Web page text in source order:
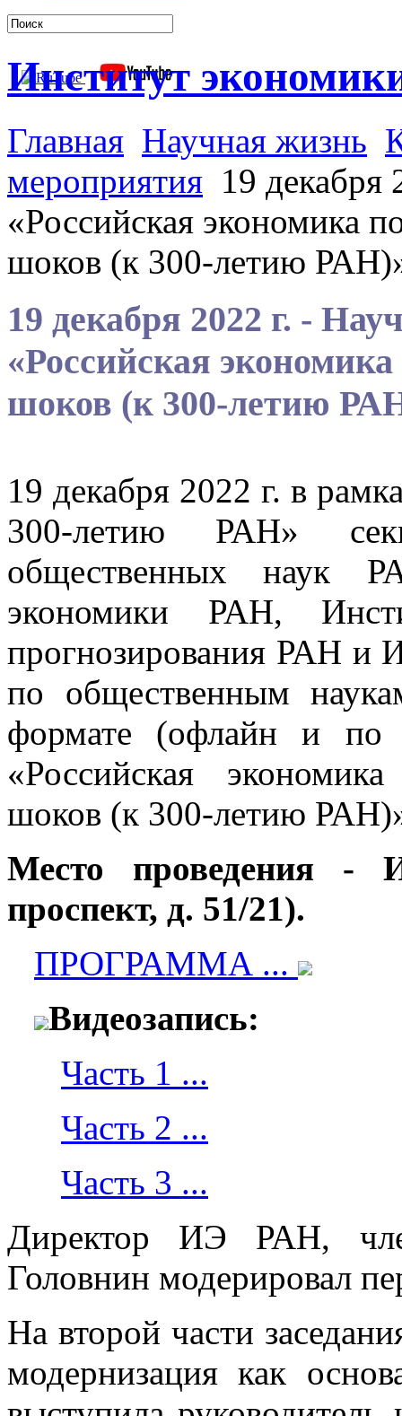
Институт
Главная Научная жизнь
мероприятия 19 декабря
«Российская экономика
шоков (к 300-летию
19 декабря 2022 г. -
«Российская
шоков (к 300-летию
19 декабря 2022 г. в
300-летию РАН»
общественных наук
экономики РАН,
прогнозирования РАН и
по общественным
формате (офлайн и
«Российская
шоков (к 300-летию
Место проведения
проспект, д. 51/21).
ПРОГРАММА ...
Видеозапись:
Часть 1 ...
Часть 2 ...
Часть 3 ...
Директор ИЭ РАН,
Головнин модерировал
На второй части
модернизация как